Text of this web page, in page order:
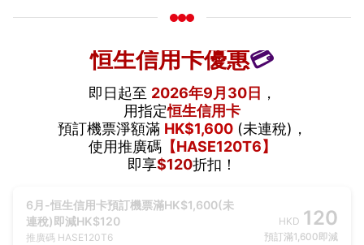
恒生信用卡優惠💳
即日起至 2026年9月30日 ，
用指定恒生信用卡
預訂機票淨額滿 HK$1,600(未連稅)，
使用推廣碼【HASE120T6】
即享$120折扣！
6月-恒生信用卡預訂機票滿HK$1,600(未
連稅)即減HK$120
推廣碼 HASE120T6
HKD 120
預訂滿1,600即減